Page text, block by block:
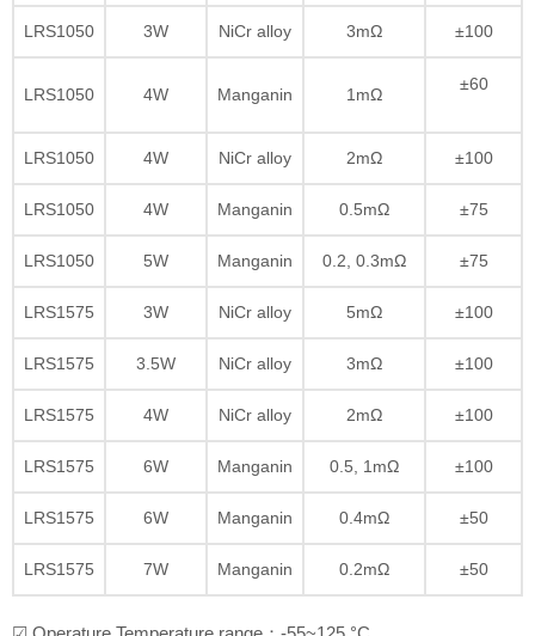
LRS1050 3W NiCr alloy 3mΩ ±100
LRS1050 4W Manganin 1mΩ
±60
LRS1050 4W NiCr alloy 2mΩ ±100
LRS1050 4W Manganin 0.5mΩ ±75
LRS1050 5W Manganin 0.2, 0.3mΩ ±75
LRS1575 3W NiCr alloy 5mΩ ±100
LRS1575 3.5W NiCr alloy 3mΩ ±100
LRS1575 4W NiCr alloy 2mΩ ±100
LRS1575 6W Manganin 0.5, 1mΩ ±100
LRS1575 6W Manganin 0.4mΩ ±50
LRS1575 7W Manganin 0.2mΩ ±50